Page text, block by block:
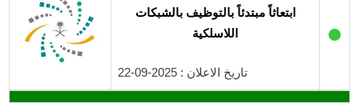
●
ابتعاثاً مبتدئاً بالتوظيف بالشبكات
اللاسلكية
تاريخ الاعلان : 2025-09-22